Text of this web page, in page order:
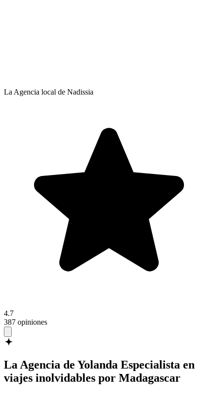
La Agencia local de Nadissia
4.7
387 opiniones
La Agencia de Yolanda Especialista en
viajes inolvidables por Madagascar